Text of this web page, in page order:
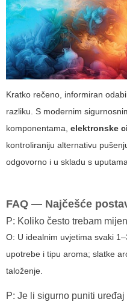
Kratko rečeno, informiran
razliku. S modernim
komponentama, elektronske
kontroliraniju alternativu
odgovorno i u skladu s
FAQ — Najčešće
P: Koliko često trebam
O: U idealnim uvjetima svaki
upotrebe i tipu aroma; slatke
taloženje.
P: Je li sigurno puniti